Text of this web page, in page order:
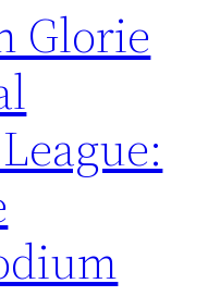
Glorie